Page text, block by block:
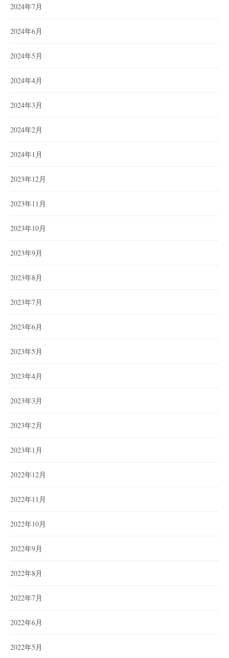
2024年7月
2024年6月
2024年5月
2024年4月
2024年3月
2024年2月
2024年1月
2023年12月
2023年11月
2023年10月
2023年9月
2023年8月
2023年7月
2023年6月
2023年5月
2023年4月
2023年3月
2023年2月
2023年1月
2022年12月
2022年11月
2022年10月
2022年9月
2022年8月
2022年7月
2022年6月
2022年5月